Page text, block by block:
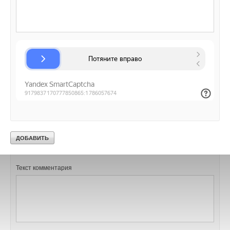
Ваше имя *
Ваш E-mail *
Текст комментария